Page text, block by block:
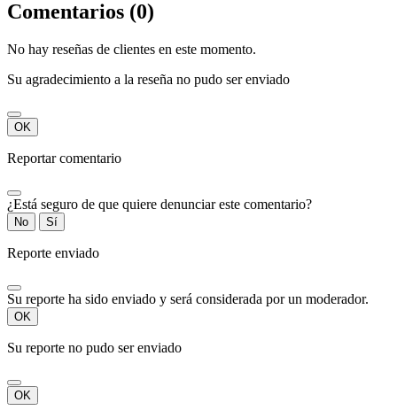
Comentarios (0)
No hay reseñas de clientes en este momento.
Su agradecimiento a la reseña no pudo ser enviado
OK
Reportar comentario
¿Está seguro de que quiere denunciar este comentario?
No Sí
Reporte enviado
Su reporte ha sido enviado y será considerada por un moderador.
OK
Su reporte no pudo ser enviado
OK